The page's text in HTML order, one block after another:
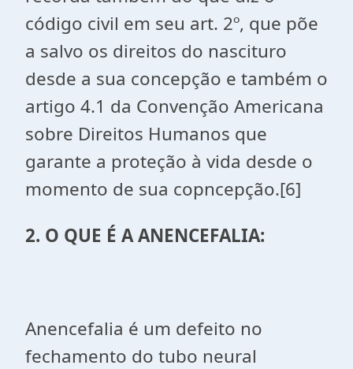
código civil em seu art. 2º, que põe
a salvo os direitos do nascituro
desde a sua concepção e também o
artigo 4.1 da Convenção Americana
sobre Direitos Humanos que
garante a proteção à vida desde o
momento de sua copncepção.[6]
2. O QUE É A ANENCEFALIA:
Anencefalia é um defeito no
fechamento do tubo neural